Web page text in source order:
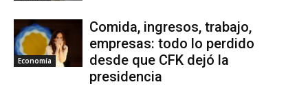
Economía
Comida, ingresos, trabajo,
empresas: todo lo perdido
desde que CFK dejó la
presidencia